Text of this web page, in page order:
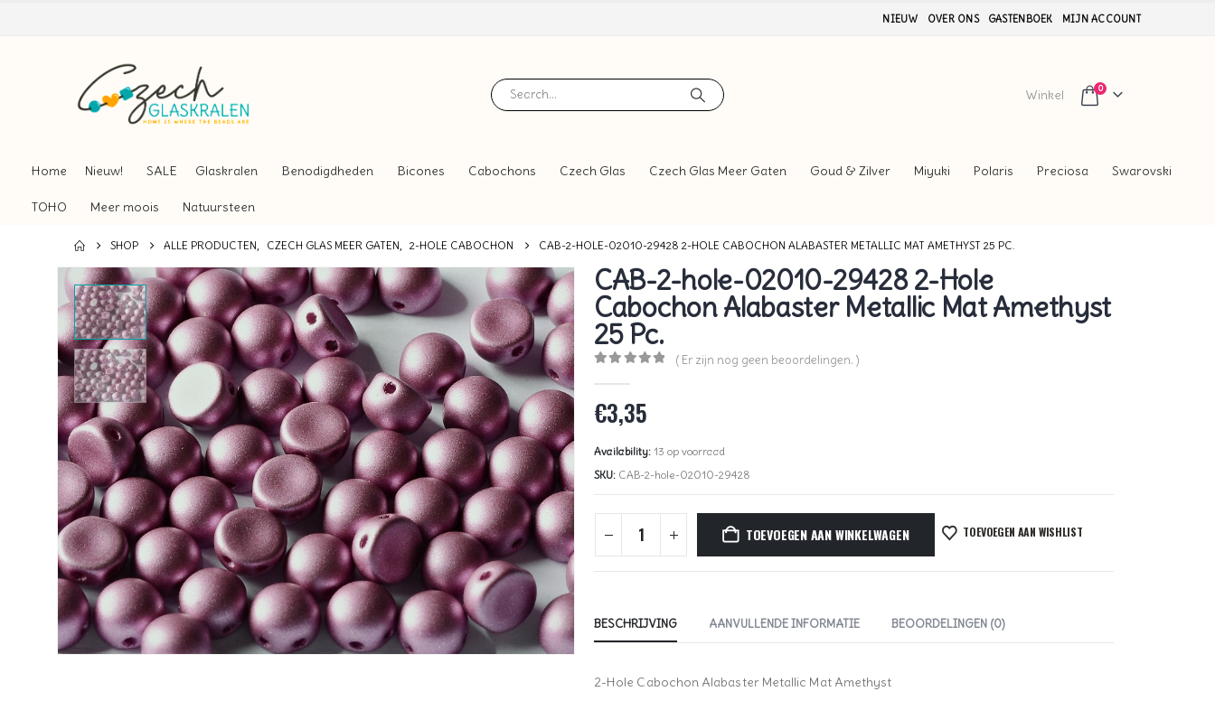
NIEUW OVER ONS GASTENBOEK MIJN ACCOUNT
Winkel 0
Home Nieuw! SALE Glaskralen Benodigdheden Bicones Cabochons Czech Glas Czech Glas Meer Gaten Goud & Zilver Miyuki Polaris Preciosa Swarovski
TOHO Meer moois Natuursteen
SHOP ALLE PRODUCTEN, CZECH GLAS MEER GATEN, 2-HOLE CABOCHON CAB-2-HOLE-02010-29428 2-HOLE CABOCHON ALABASTER METALLIC MAT AMETHYST 25 PC.
CAB-2-hole-02010-29428 2-Hole
Cabochon Alabaster Metallic Mat Amethyst
25 Pc.
( Er zijn nog geen beoordelingen. )
€3,35
Availability: 13 op voorraad
SKU: CAB-2-hole-02010-29428
TOEVOEGEN AAN WINKELWAGEN TOEVOEGEN AAN WISHLIST
BESCHRIJVING AANVULLENDE INFORMATIE BEOORDELINGEN (0)
2-Hole Cabochon Alabaster Metallic Mat Amethyst